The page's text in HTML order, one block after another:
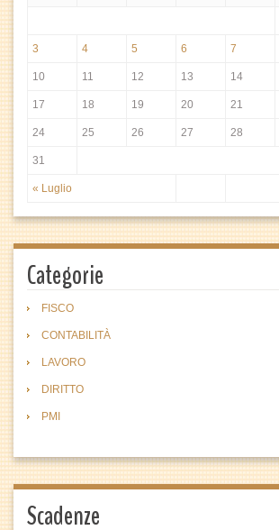
« Luglio
3 4 5 6 7
10 11 12 13 14
17 18 19 20 21
24 25 26 27 28
31
Categorie
FISCO
CONTABILITÀ
LAVORO
DIRITTO
PMI
Scadenze